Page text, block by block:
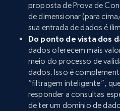
proposta de Prova de
de dimensionar (para
sua entrada de dados é
Do ponto de vista dos
dados oferecem mais
meio do processo de
dados. Isso é
“filtragem inteligente”,
responder a consultas
de ter um domínio de